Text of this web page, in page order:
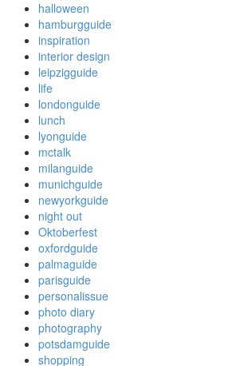
halloween
hamburgguide
inspiration
interior design
leipzigguide
life
londonguide
lunch
lyonguide
mctalk
milanguide
munichguide
newyorkguide
night out
Oktoberfest
oxfordguide
palmaguide
parisguide
personalissue
photo diary
photography
potsdamguide
shopping